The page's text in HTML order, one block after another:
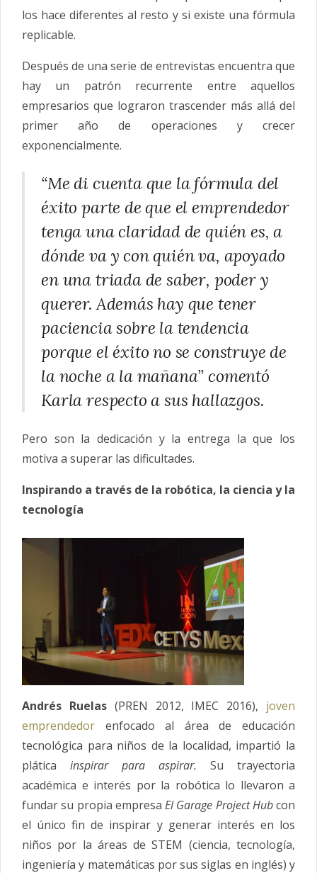
los hace diferentes al resto y si existe una fórmula
replicable.
Después de una serie de entrevistas encuentra que
hay un patrón recurrente entre aquellos
empresarios que lograron trascender más allá del
primer año de operaciones y crecer
exponencialmente.
“Me di cuenta que la fórmula del
éxito parte de que el emprendedor
tenga una claridad de quién es, a
dónde va y con quién va, apoyado
en una triada de saber, poder y
querer. Además hay que tener
paciencia sobre la tendencia
porque el éxito no se construye de
la noche a la mañana” comentó
Karla respecto a sus hallazgos.
Pero son la dedicación y la entrega la que los
motiva a superar las dificultades.
Inspirando a través de la robótica, la ciencia y la
tecnología
Andrés Ruelas(PREN 2012, IMEC 2016), joven
emprendedor enfocado al área de educación
tecnológica para niños de la localidad, impartió la
plática inspirar para aspirar. Su trayectoria
académica e interés por la robótica lo llevaron a
fundar su propia empresa El Garage Project Hubcon
el único fin de inspirar y generar interés en los
niños por la áreas de STEM (ciencia, tecnología,
ingeniería y matemáticas por sus siglas en inglés) y